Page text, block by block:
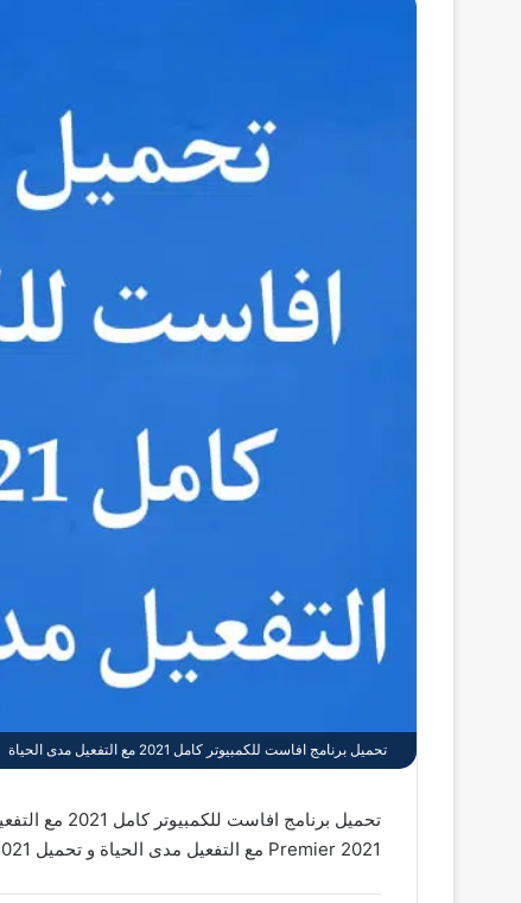
تحميل برنامج افاست للكمبيوتر كامل 2021 مع التفعيل مدى الحياة
Premier 2021 مع التفعيل مدى الحياة و تحميل Avast Internet Security 2021 مع التفعيل وسوف اقول بعض المعلومات عنه وبعض المميزات.